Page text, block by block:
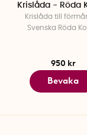
Krislåda - Röda
Krislåda till
Svenska Röda
950 kr
Bevaka